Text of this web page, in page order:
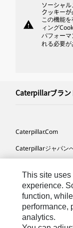
warning
ソーシャル
クッキー
この機能
ィング
パフォー
れる必要が
Caterpillarブラン
Caterpillar.com
Caterpillarジャパン
サイト･マップ
Cookie Settings
法的事項
This site
experience.
function,
performance,
analytics.